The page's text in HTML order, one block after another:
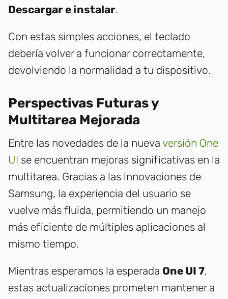
Descargar e instalar.
Con estas simples acciones, el teclado
debería volver a funcionar correctamente,
devolviendo la normalidad a tu dispositivo.
Perspectivas Futuras y
Multitarea Mejorada
Entre las novedades de la nueva versión One
UI se encuentran mejoras significativas en la
multitarea. Gracias a las innovaciones de
Samsung, la experiencia del usuario se
vuelve más fluida, permitiendo un manejo
más eficiente de múltiples aplicaciones al
mismo tiempo.
Mientras esperamos la esperada One UI 7,
estas actualizaciones prometen mantener a